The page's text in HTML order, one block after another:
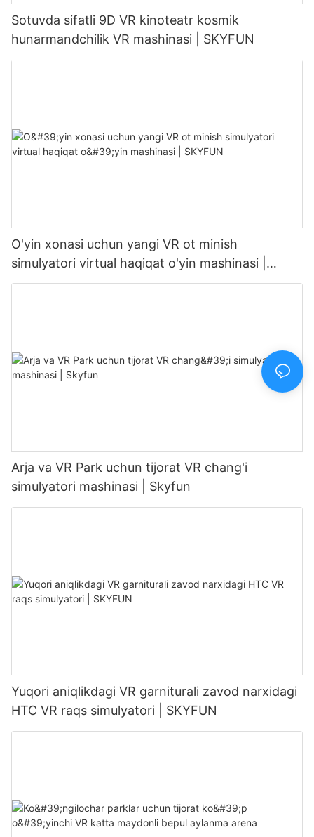
Sotuvda sifatli 9D VR kinoteatr kosmik
hunarmandchilik VR mashinasi | SKYFUN
O'yin xonasi uchun yangi VR ot minish
simulyatori virtual haqiqat o'yin mashinasi |
SKYFUN
Arja va VR Park uchun tijorat VR chang'i
simulyatori mashinasi | Skyfun
Yuqori aniqlikdagi VR garniturali zavod narxidagi
HTC VR raqs simulyatori | SKYFUN